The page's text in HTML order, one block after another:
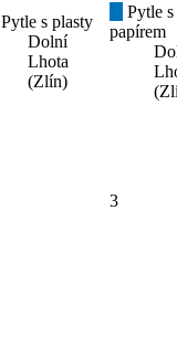
Pytle s plasty
Dolní
Lhota
(Zlín)
Pytle s
papírem
3